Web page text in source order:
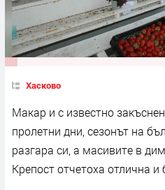
Хасково
Макар и с известно
пролетни дни, сезонът на
разгара си, а масивите в
Крепост отчетоха отлична и